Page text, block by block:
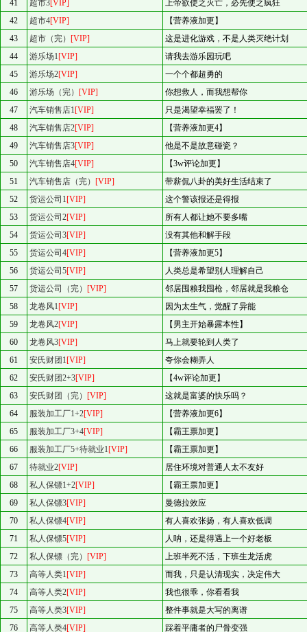
41
超市3[VIP]
上帝欲使之灭亡，必先使之疯狂
42
超市4[VIP]
【营养液加更】
43
超市（完） [VIP]
这是进化游戏，不是人类灭绝计划
44
游乐场1[VIP]
请我去游乐园玩吧
45
游乐场2[VIP]
一个个都超勇的
46
游乐场（完） [VIP]
你想救人，而我想帮你
47
汽车销售店1[VIP]
只是渴望幸福罢了！
48
汽车销售店2[VIP]
【营养液加更4】
49
汽车销售店3[VIP]
他是不是故意碰瓷？
50
汽车销售店4[VIP]
【3w评论加更】
51
汽车销售店（完） [VIP]
带薪侃八卦的美好生活结束了
52
货运公司1[VIP]
这个警该报还是得报
53
货运公司2[VIP]
所有人都让她不要多嘴
54
货运公司3[VIP]
没有其他和解手段
55
货运公司4[VIP]
【营养液加更5】
56
货运公司5[VIP]
人类总是希望别人理解自己
57
货运公司（完） [VIP]
邻居囤粮我囤枪，邻居就是我粮仓
58
龙卷风1[VIP]
因为太生气，觉醒了异能
59
龙卷风2[VIP]
【男主开始暴露本性】
60
龙卷风3[VIP]
马上就要轮到人类了
61
安氏财团1[VIP]
夸你会糊弄人
62
安氏财团2+3[VIP]
【4w评论加更】
63
安氏财团（完） [VIP]
这就是富婆的快乐吗？
64
服装加工厂1+2[VIP]
【营养液加更6】
65
服装加工厂3+4[VIP]
【霸王票加更】
66
服装加工厂5+待就业1[VIP]
【霸王票加更】
67
待就业2[VIP]
居住环境对普通人太不友好
68
私人保镖1+2[VIP]
【霸王票加更】
69
私人保镖3[VIP]
曼德拉效应
70
私人保镖4[VIP]
有人喜欢张扬，有人喜欢低调
71
私人保镖5[VIP]
人呐，还是得遇上一个好老板
72
私人保镖（完） [VIP]
上班半死不活，下班生龙活虎
73
高等人类1[VIP]
而我，只是认清现实，决定伟大
74
高等人类2[VIP]
我也很乖，你看看我
75
高等人类3[VIP]
整件事就是大写的离谱
76
高等人类4[VIP] 踩着平庸者的尸骨变强